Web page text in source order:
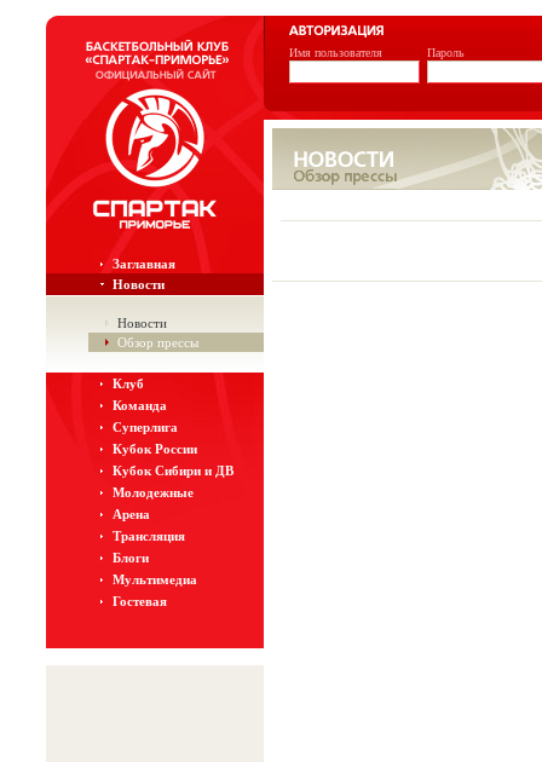
Имя пользователя Пароль
Заглавная
Новости
Новости
Обзор прессы
Клуб
Команда
Суперлига
Кубок России
Кубок Сибири и ДВ
Молодежные
Арена
Трансляция
Блоги
Мультимедиа
Гостевая